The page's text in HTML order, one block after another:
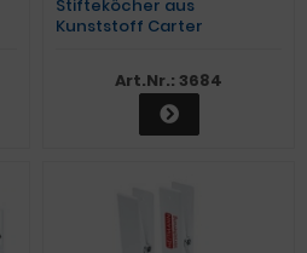
Stifteköcher aus
Kunststoff Carter
Art.Nr.: 3684